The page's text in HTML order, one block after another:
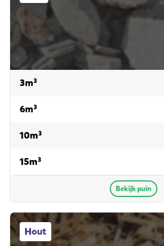
3m³voor puin
6m³voor puin
10m³voor puin
15m³voor puin
Bekijk puin
Hout
Hout afvalcontainers